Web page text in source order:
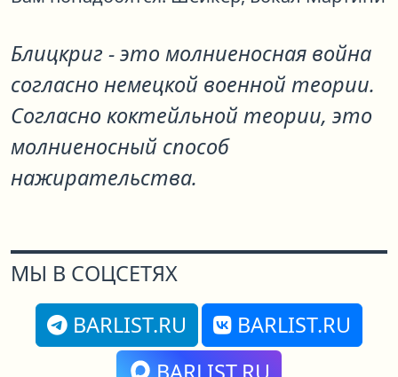
Блицкриг - это молниеносная война
согласно немецкой военной теории.
Согласно коктейльной теории, это
молниеносный способ
нажирательства.
МЫ В СОЦСЕТЯХ
BARLIST.RU
BARLIST.RU